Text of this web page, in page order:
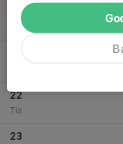
Sön
22
Tis
23